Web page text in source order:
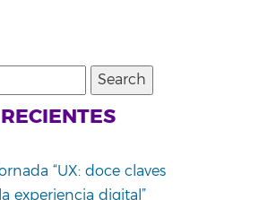
“UX: doce claves
experiencia digital”